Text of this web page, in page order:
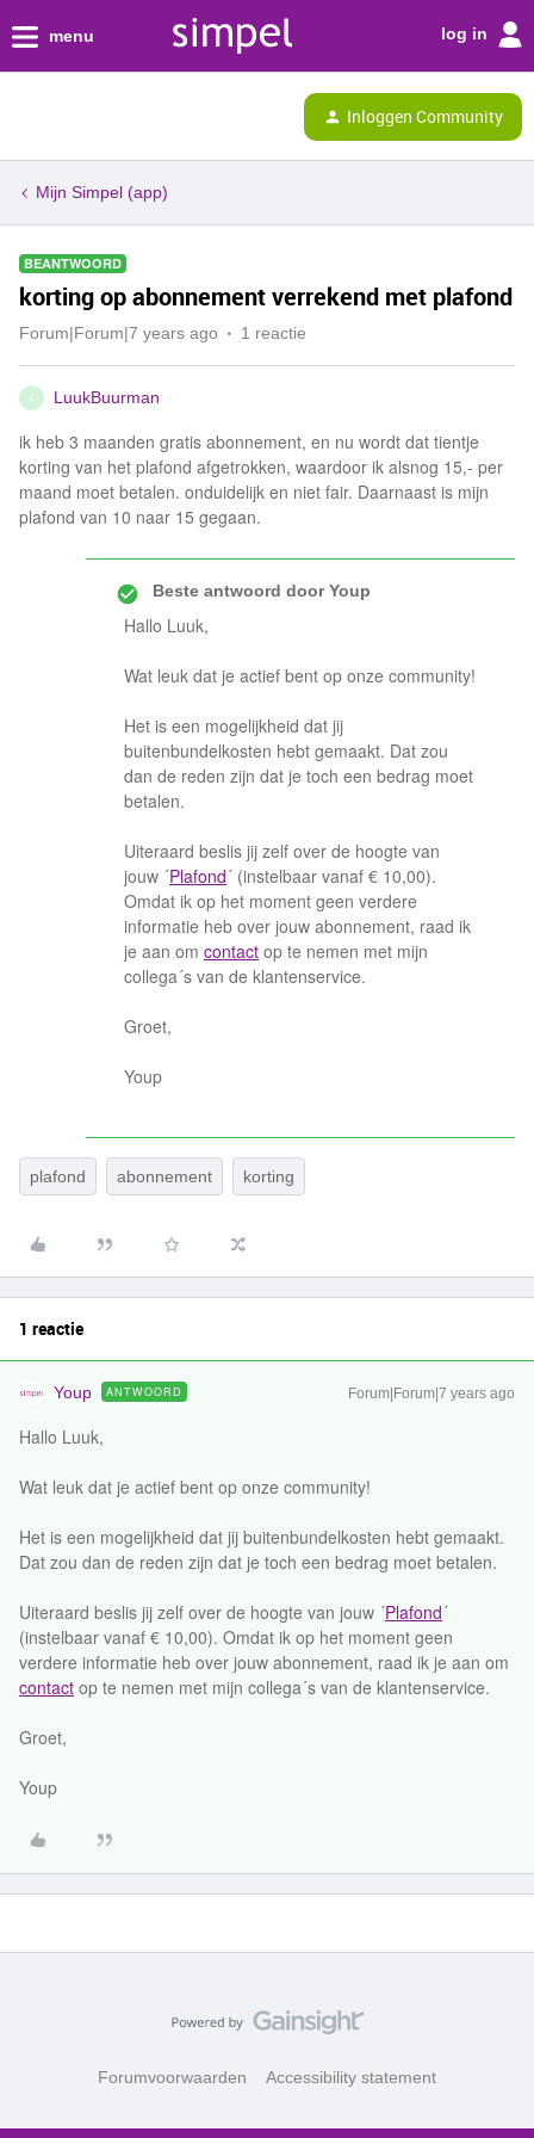
menu log in
Inloggen Community
Mijn Simpel (app)
BEANTWOORD
korting op abonnement verrekend met plafond
Forum|Forum|7 years ago 1 reactie
LuukBuurman
ik heb 3 maanden gratis abonnement, en nu wordt dat tientje
korting van het plafond afgetrokken, waardoor ik alsnog 15,- per
maand moet betalen. onduidelijk en niet fair. Daarnaast is mijn
plafond van 10 naar 15 gegaan.
Beste antwoord doorYoup
Hallo Luuk,
Wat leuk dat je actief bent op onze community!
Het is een mogelijkheid dat jij
buitenbundelkosten hebt gemaakt. Dat zou
dan de reden zijn dat je toch een bedrag moet
betalen.
Uiteraard beslis jij zelf over de hoogte van
jouw ´Plafond´ (instelbaar vanaf € 10,00).
Omdat ik op het moment geen verdere
informatie heb over jouw abonnement, raad ik
je aan om contact op te nemen met mijn
collega´s van de klantenservice.
Groet,
Youp
plafond abonnement korting
1 reactie
Youp ANTWOORD Forum|Forum|7 years ago
Hallo Luuk,
Wat leuk dat je actief bent op onze community!
Het is een mogelijkheid dat jij buitenbundelkosten hebt gemaakt.
Dat zou dan de reden zijn dat je toch een bedrag moet betalen.
Uiteraard beslis jij zelf over de hoogte van jouw ´Plafond´
(instelbaar vanaf € 10,00). Omdat ik op het moment geen
verdere informatie heb over jouw abonnement, raad ik je aan om
contact op te nemen met mijn collega´s van de klantenservice.
Groet,
Youp
Forumvoorwaarden Accessibility statement